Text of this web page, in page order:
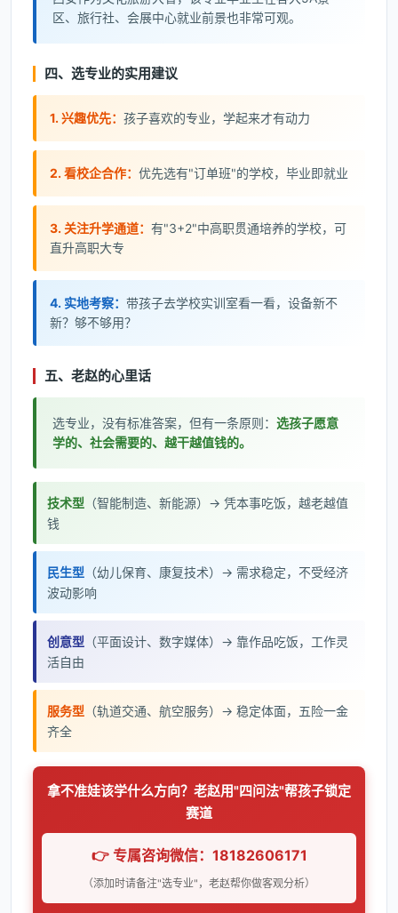
区、旅行社、会展中心就业前景也非常可观。
四、选专业的实用建议
1. 兴趣优先： 孩子喜欢的专业，学起来才有动力
2. 看校企合作： 优先选有"订单班"的学校，毕业即就业
3. 关注升学通道： 有"3+2"中高职贯通培养的学校，可
直升高职大专
4. 实地考察： 带孩子去学校实训室看一看，设备新不
新？够不够用？
五、老赵的心里话
选专业，没有标准答案，但有一条原则： 选孩子愿意
学的、社会需要的、越干越值钱的。
技术型 （智能制造、新能源）→ 凭本事吃饭，越老越值
钱
民生型 （幼儿保育、康复技术）→ 需求稳定，不受经济
波动影响
创意型 （平面设计、数字媒体）→ 靠作品吃饭，工作灵
活自由
服务型 （轨道交通、航空服务）→ 稳定体面，五险一金
齐全
拿不准娃该学什么方向？老赵用"四问法"帮孩子锁定
赛道
👉 专属咨询微信：18182606171
（添加时请备注"选专业"，老赵帮你做客观分析）